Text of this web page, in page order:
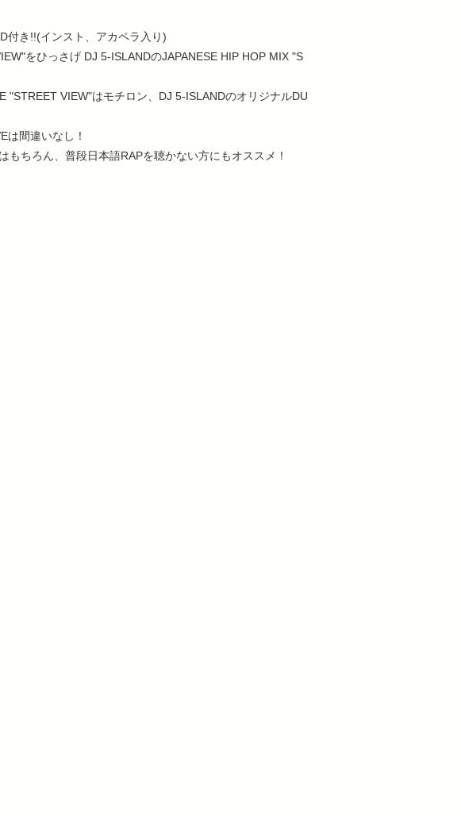
付き!!(インスト、アカペラ入り)
をひっさげ DJ 5-ISLANDのJAPANESE HIP HOP MIX "S
"STREET VIEW"はモチロン、DJ 5-ISLANDのオリジナルDU
は間違いなし！
ちろん、普段日本語RAPを聴かない方にもオススメ！